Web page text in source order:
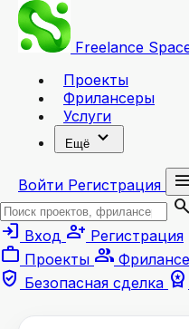
Freelance
Проекты
Фрилансеры
Услуги
Ещё expand_more
Войти Регистрация
search
login Вход person_add Регистрация
work Проекты group
verified_user Безопасная сделка workspace_premium